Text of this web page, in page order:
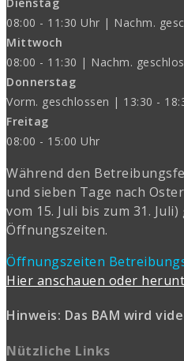
08:00 - 11:30 Uhr | Nachm.
Mittwoch
08:00 - 11:30 | Nachm.
Donnerstag
Vorm. geschlossen | 13:30 -
Freitag
08:00 - 15:00 Uhr
Während den
und sieben Tage nach
vom 15. Juli bis zum 31.
Öffnungszeiten.
Öffnungszeiten
Hier anschauen oder
Hinweis: Das BAM wird
Nützliche Links